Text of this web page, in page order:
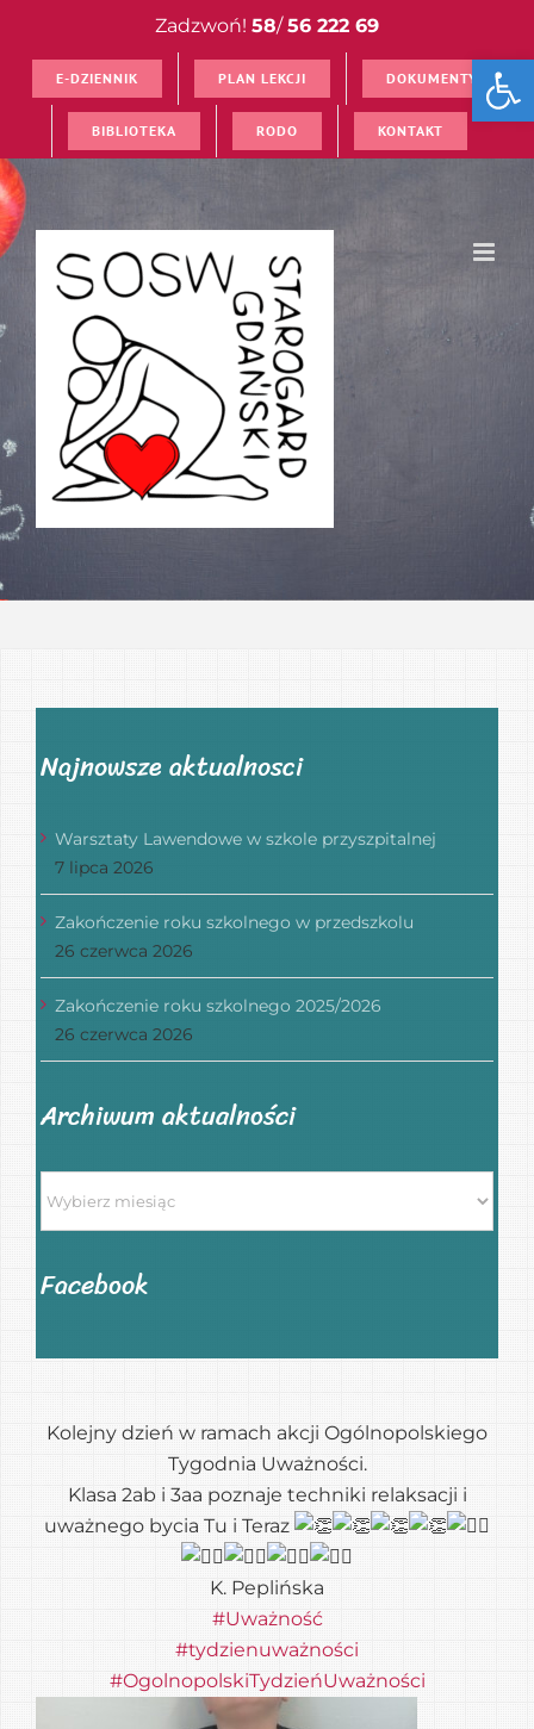
zawartości
Zadzwoń! 58/56 222 69
E-DZIENNIK PLAN LEKCJI DOKUMENTY
BIBLIOTEKA RODO KONTAKT
Kolejny dzień w ramach akcji Ogólnopolskiego
Tygodnia Uważności.
Klasa 2ab i 3aa poznaje techniki relaksacji i
uważnego bycia Tu i Teraz
K. Peplińska
#Uważność
#tydzienuważności
#OgolnopolskiTydzieńUważności
Najnowsze aktualnosci
Warsztaty Lawendowe w szkole przyszpitalnej
7 lipca 2026
Zakończenie roku szkolnego w przedszkolu
26 czerwca 2026
Zakończenie roku szkolnego 2025/2026
26 czerwca 2026
Archiwum aktualności
aktualności
Facebook